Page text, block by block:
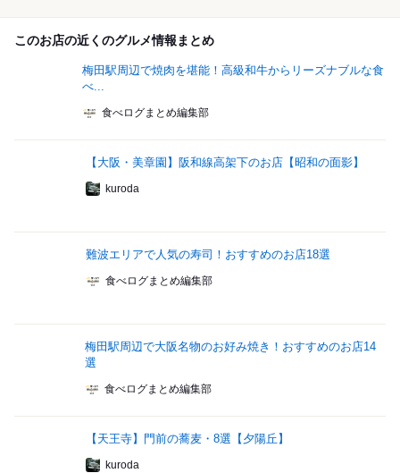
このお店の近くのグルメ情報まとめ
梅田駅周辺で焼肉を堪能！高級和牛からリーズナブルな食
べ...
食べログまとめ編集部
【大阪・美章園】阪和線高架下のお店【昭和の面影】
kuroda
難波エリアで人気の寿司！おすすめのお店18選
食べログまとめ編集部
梅田駅周辺で大阪名物のお好み焼き！おすすめのお店14
選
食べログまとめ編集部
【天王寺】門前の蕎麦・8選【夕陽丘】
kuroda